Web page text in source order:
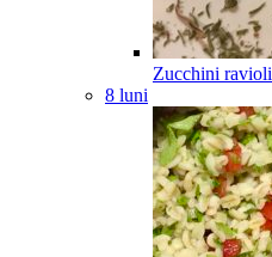
Zucchini ravioli
8 luni